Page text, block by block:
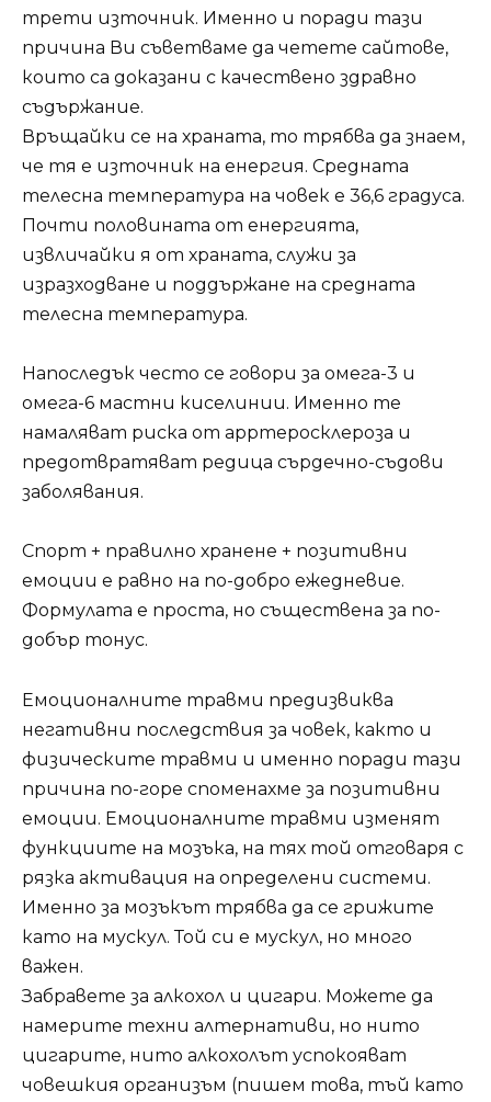
трети източник. Именно и поради тази
причина Ви съветваме да четете сайтове,
които са доказани с качествено здравно
съдържание.
Връщайки се на храната, то трябва да знаем,
че тя е източник на енергия. Средната
телесна температура на човек е 36,6 градуса.
Почти половината от енергията,
извличайки я от храната, служи за
изразходване и поддържане на средната
телесна температура.
Напоследък често се говори за омега-3 и
омега-6 мастни киселинии. Именно те
намаляват риска от арртеросклероза и
предотвратяват редица сърдечно-съдови
заболявания.
Спорт + правилно хранене + позитивни
емоции е равно на по-добро ежедневие.
Формулата е проста, но съществена за по-
добър тонус.
Емоционалните травми предизвиква
негативни последствия за човек, както и
физическите травми и именно поради тази
причина по-горе споменахме за позитивни
емоции. Емоционалните травми изменят
функциите на мозъка, на тях той отговаря с
рязка активация на определени системи.
Именно за мозъкът трябва да се грижите
като на мускул. Той си е мускул, но много
важен.
Забравете за алкохол и цигари. Можете да
намерите техни алтернативи, но нито
цигарите, нито алкохолът успокояват
човешкия организъм (пишем това, тъй като